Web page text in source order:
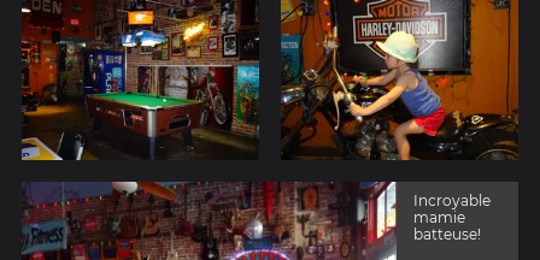
Incroyable
mamie
batteuse!